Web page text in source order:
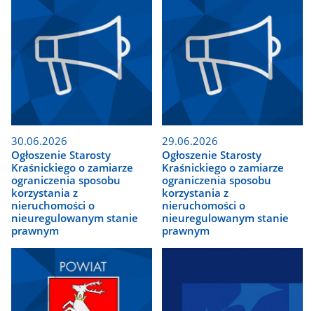
30.06.2026
Ogłoszenie Starosty
Kraśnickiego o zamiarze
ograniczenia sposobu
korzystania z
nieruchomości o
nieuregulowanym stanie
prawnym
29.06.2026
Ogłoszenie Starosty
Kraśnickiego o zamiarze
ograniczenia sposobu
korzystania z
nieruchomości o
nieuregulowanym stanie
prawnym